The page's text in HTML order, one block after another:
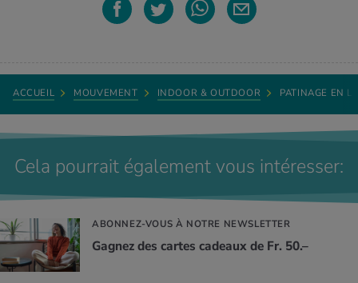
ACCUEIL MOUVEMENT INDOOR & OUTDOOR PATINAGE EN
Cela pourrait également vous intéresser:
ABONNEZ-VOUS À NOTRE NEWSLETTER
Gagnez des cartes cadeaux de Fr. 50.–